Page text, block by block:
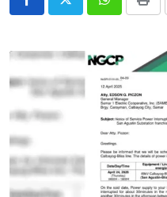
Whatsapp
Print